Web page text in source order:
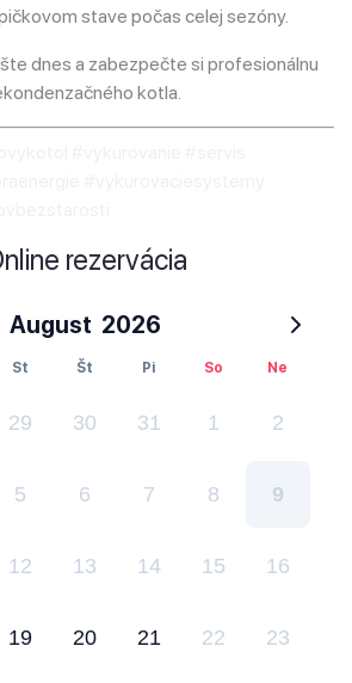
stave počas celej sezóny.
dnes a zabezpečte si profesionálnu
kotla.
rezervácia
August 2026
St Št Pi So Ne
29 30 31 1 2
5 6 7 8 9
12 13 14 15 16
19 20 21 22 23